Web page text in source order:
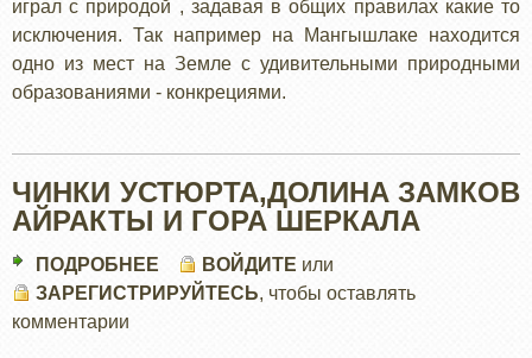
играл с природой , задавая в общих правилах какие то
исключения. Так например на Мангышлаке находится
одно из мест на Земле с удивительными природными
образованиями - конкрециями.
ЧИНКИ УСТЮРТА,ДОЛИНА ЗАМКОВ
АЙРАКТЫ И ГОРА ШЕРКАЛА
ПОДРОБНЕЕ
ЧИНКИ
ВОЙДИТЕ или
ЗАРЕГИСТРИРУЙТЕСЬ, чтобы оставлять
комментарии